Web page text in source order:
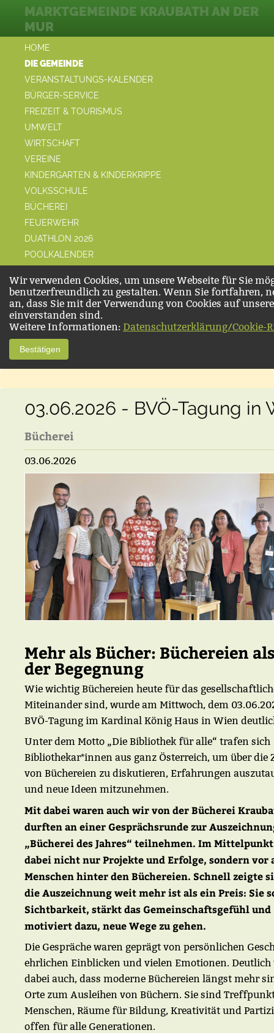
HOME
DIE GEMEINDE
VERANSTALTUNGS-KALENDER
BÜRGER-SERVICE
FREIZEIT & TOURISMUS
UMWELT
WIRTSCHAFT
VEREINE
KINDERGARTEN & KINDERKRIPPE
VOLKSSCHULE
BÜCHEREI
FEUERWEHR
DUATHLON 2026
POOLKALENDER
MARKTGEMEINDE KRAUBATH AN DER
MUR
Wir verwenden Cookies, um unsere Webseite für Sie
benutzerfreundlich zu gestalten. Wenn Sie fortfahren,
an, dass Sie mit der Verwendung von Cookies auf
einverstanden sind.
Weitere Informationen: Datenschutzerklärung/Cookie-
Bestätigen
03.06.2026 - BVÖ-Tagung in
Bücherei
03.06.2026
Mehr als Bücher: Büchereien
der Begegnung
Wie wichtig Büchereien heute für das
Miteinander sind, wurde am Mittwoch, dem
BVÖ-Tagung im Kardinal König Haus in Wien
Unter dem Motto „Die Bibliothek für alle“ trafen sich
Bibliothekar*innen aus ganz Österreich, um über die
von Büchereien zu diskutieren, Erfahrungen
und neue Ideen mitzunehmen.
Mit dabei waren auch wir von der Bücherei
durften an einer Gesprächsrunde zur
„Bücherei des Jahres“ teilnehmen. Im
dabei nicht nur Projekte und Erfolge, sondern vor
Menschen hinter den Büchereien. Schnell zeigte
die Auszeichnung weit mehr ist als ein Preis: Sie
Sichtbarkeit, stärkt das Gemeinschaftsgefühl und
motiviert dazu, neue Wege zu gehen.
Die Gespräche waren geprägt von persönlichen
ehrlichen Einblicken und vielen Emotionen. Deutlich
dabei auch, dass moderne Büchereien längst mehr
Orte zum Ausleihen von Büchern. Sie sind
Menschen, Räume für Bildung, Kreativität und
offen für alle Generationen.